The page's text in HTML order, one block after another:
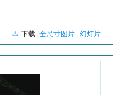
下载: 全尺寸图片 幻灯片